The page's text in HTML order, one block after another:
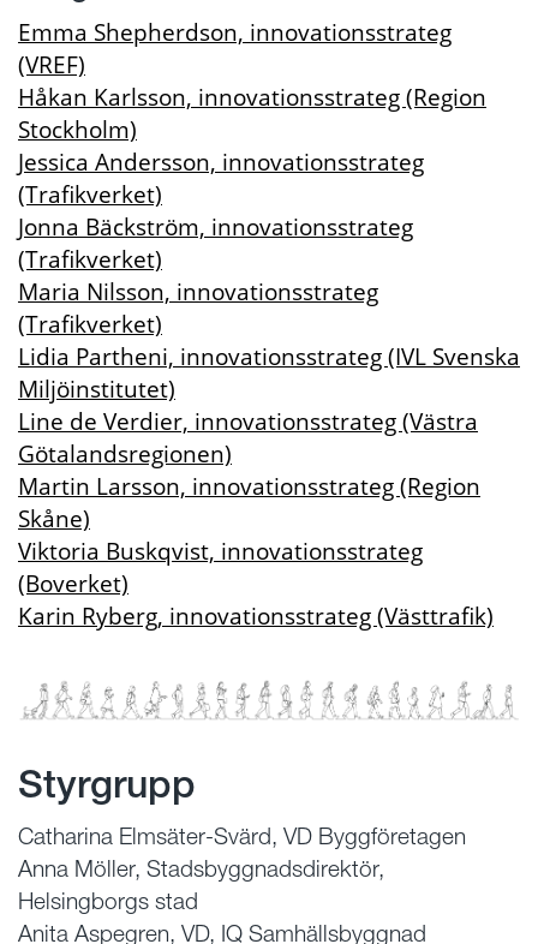
Emma Shepherdson, innovationsstrateg
(VREF)
Håkan Karlsson, innovationsstrateg (Region
Stockholm)
Jessica Andersson, innovationsstrateg
(Trafikverket)
Jonna Bäckström, innovationsstrateg
(Trafikverket)
Maria Nilsson, innovationsstrateg
(Trafikverket)
Lidia Partheni, innovationsstrateg (IVL Svenska
Miljöinstitutet)
Line de Verdier, innovationsstrateg (Västra
Götalandsregionen)
Martin Larsson, innovationsstrateg (Region
Skåne)
Viktoria Buskqvist, innovationsstrateg
(Boverket)
Karin Ryberg, innovationsstrateg (Västtrafik)
Styrgrupp
Catharina Elmsäter-Svärd, VD Byggföretagen
Anna Möller, Stadsbyggnadsdirektör,
Helsingborgs stad
Anita Aspegren, VD, IQ Samhällsbyggnad